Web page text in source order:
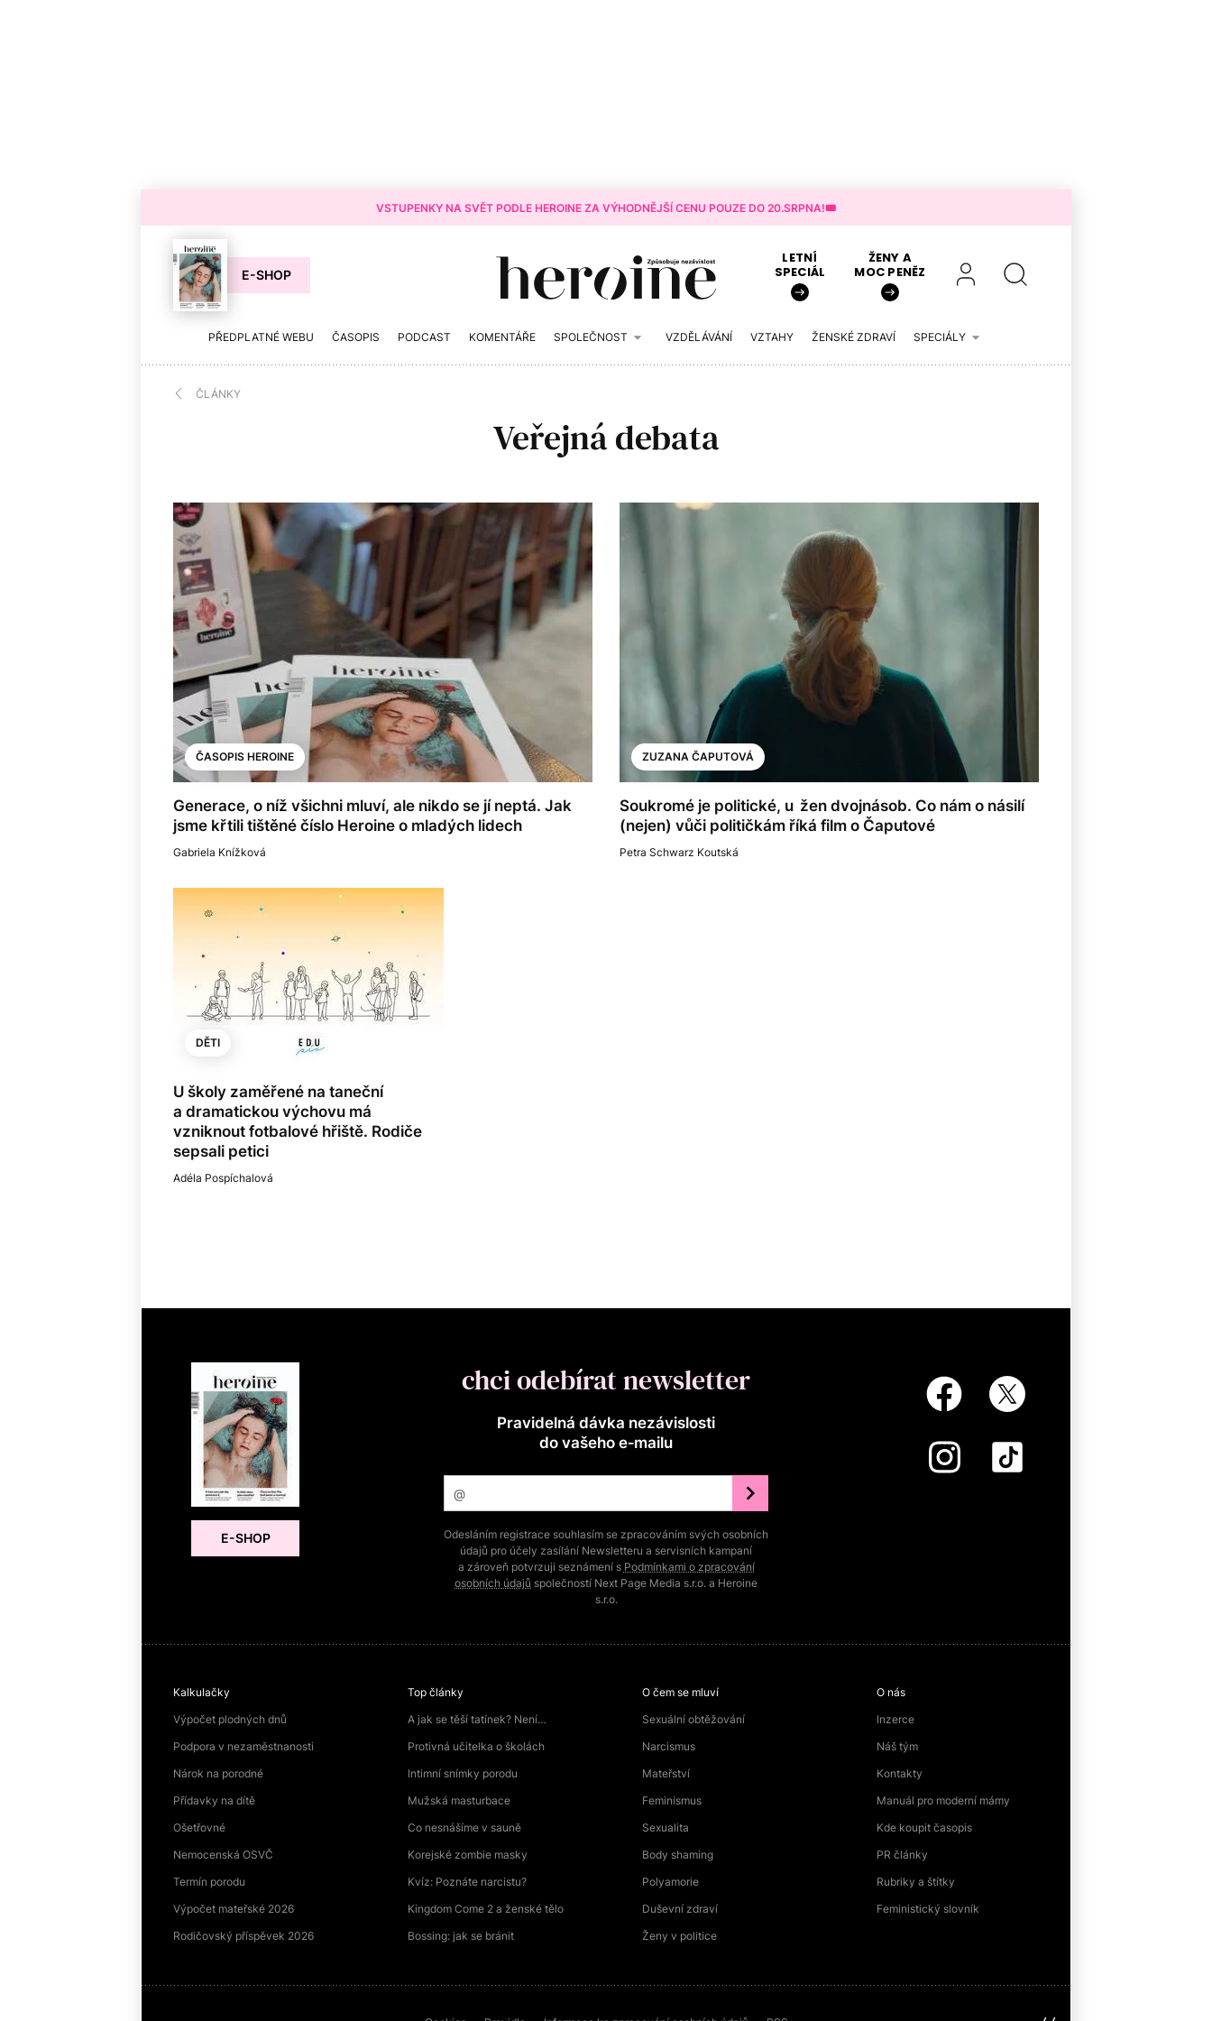
VSTUPENKY NA SVĚT PODLE HEROINE ZA VÝHODNĚJŠÍ CENU POUZE DO 20.SRPNA!🎟️
E-SHOP
LETNÍ
SPECIÁL
ŽENY A
MOC PENĚZ
PŘEDPLATNÉ WEBU ČASOPIS PODCAST KOMENTÁŘE SPOLEČNOST VZDĚLÁVÁNÍ VZTAHY ŽENSKÉ ZDRAVÍ SPECIÁLY
ČLÁNKY
Veřejná debata
ČASOPIS HEROINE
Generace, o níž všichni mluví, ale nikdo se jí neptá. Jak
jsme křtili tištěné číslo Heroine o mladých lidech
Gabriela Knížková
ZUZANA ČAPUTOVÁ
Soukromé je politické, u žen dvojnásob. Co nám o násilí
(nejen) vůči političkám říká film o Čaputové
Petra Schwarz Koutská
DĚTI
U školy zaměřené na taneční
a dramatickou výchovu má
vzniknout fotbalové hřiště. Rodiče
sepsali petici
Adéla Pospíchalová
E-SHOP
chci odebírat newsletter
Pravidelná dávka nezávislosti
do vašeho e‑mailu
Odesláním registrace souhlasím se zpracováním svých osobních
údajů pro účely zasílání Newsletteru a servisních kampaní
a zároveň potvrzuji seznámení s Podmínkami o zpracování
osobních údajů společností Next Page Media s.r.o. a Heroine
s.r.o.
Kalkulačky
Výpočet plodných dnů
Podpora v nezaměstnanosti
Nárok na porodné
Přídavky na dítě
Ošetřovné
Nemocenská OSVČ
Termín porodu
Výpočet mateřské 2026
Rodičovský příspěvek 2026
Top články
A jak se těší tatínek? Není…
Protivná učitelka o školách
Intimní snímky porodu
Mužská masturbace
Co nesnášíme v sauně
Korejské zombie masky
Kvíz: Poznáte narcistu?
Kingdom Come 2 a ženské tělo
Bossing: jak se bránit
O čem se mluví
Sexuální obtěžování
Narcismus
Mateřství
Feminismus
Sexualita
Body shaming
Polyamorie
Duševní zdraví
Ženy v politice
O nás
Inzerce
Náš tým
Kontakty
Manuál pro moderní mámy
Kde koupit časopis
PR články
Rubriky a štítky
Feministický slovník